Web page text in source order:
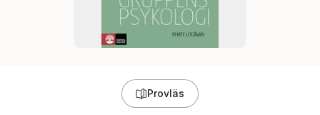
Provläs